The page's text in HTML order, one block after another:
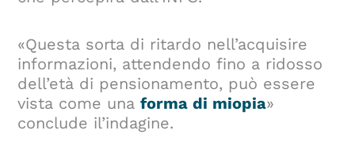
«Questa sorta di ritardo nell’acquisire
informazioni, attendendo fino a ridosso
dell’età di pensionamento, può essere
vista come unaforma di miopia»
conclude il’indagine.